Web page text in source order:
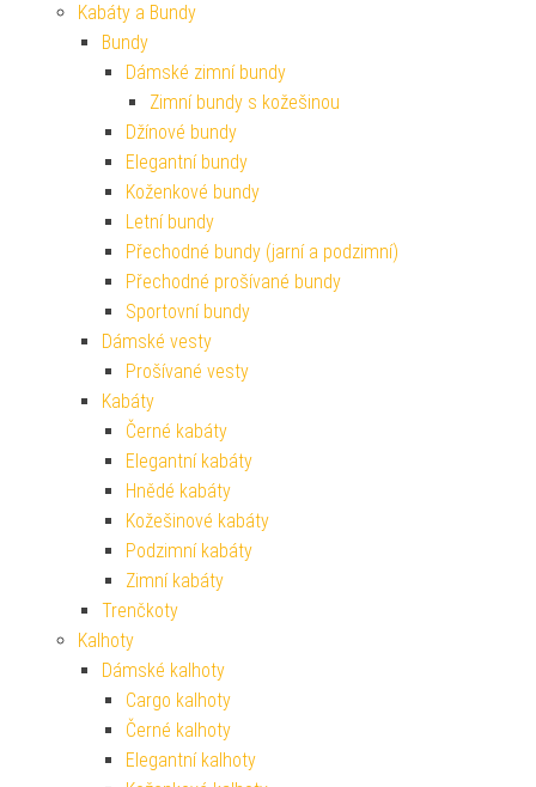
Kabáty a Bundy
Bundy
Dámské zimní bundy
Zimní bundy s kožešinou
Džínové bundy
Elegantní bundy
Koženkové bundy
Letní bundy
Přechodné bundy (jarní a podzimní)
Přechodné prošívané bundy
Sportovní bundy
Dámské vesty
Prošívané vesty
Kabáty
Černé kabáty
Elegantní kabáty
Hnědé kabáty
Kožešinové kabáty
Podzimní kabáty
Zimní kabáty
Trenčkoty
Kalhoty
Dámské kalhoty
Cargo kalhoty
Černé kalhoty
Elegantní kalhoty